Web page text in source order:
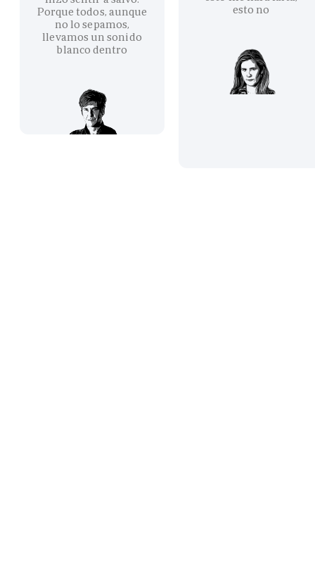
Porque todos, aunque
no lo sepamos,
llevamos un sonido
blanco dentro
esto no